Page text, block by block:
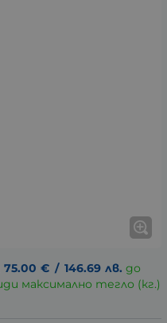
75.00 € / 146.69 лв. до
максимално тегло (кг.)